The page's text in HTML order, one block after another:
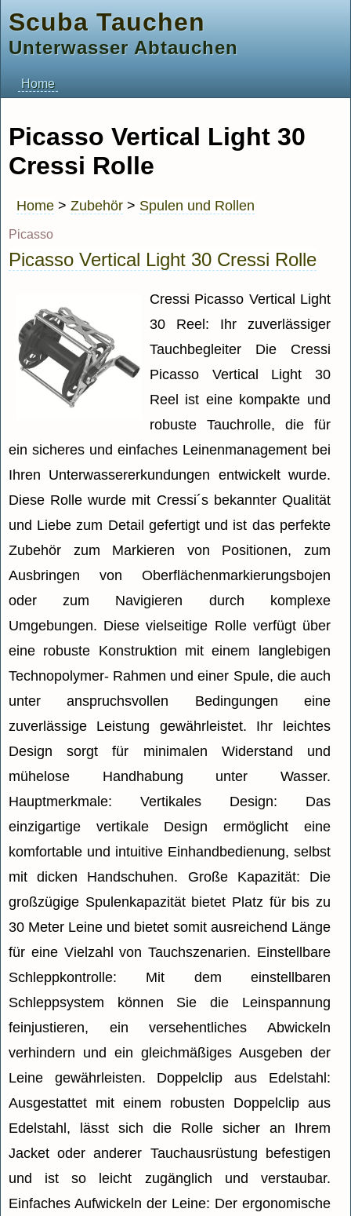
Scuba Tauchen
Unterwasser Abtauchen
Home
Picasso Vertical Light 30
Cressi Rolle
Home > Zubehör > Spulen und Rollen
Picasso
Picasso Vertical Light 30 Cressi Rolle
Cressi Picasso Vertical Light
30 Reel: Ihr zuverlässiger
Tauchbegleiter Die Cressi
Picasso Vertical Light 30
Reel ist eine kompakte und
robuste Tauchrolle, die für
ein sicheres und einfaches Leinenmanagement bei
Ihren Unterwassererkundungen entwickelt wurde.
Diese Rolle wurde mit Cressi´s bekannter Qualität
und Liebe zum Detail gefertigt und ist das perfekte
Zubehör zum Markieren von Positionen, zum
Ausbringen von Oberflächenmarkierungsbojen
oder zum Navigieren durch komplexe
Umgebungen. Diese vielseitige Rolle verfügt über
eine robuste Konstruktion mit einem langlebigen
Technopolymer- Rahmen und einer Spule, die auch
unter anspruchsvollen Bedingungen eine
zuverlässige Leistung gewährleistet. Ihr leichtes
Design sorgt für minimalen Widerstand und
mühelose Handhabung unter Wasser.
Hauptmerkmale: Vertikales Design: Das
einzigartige vertikale Design ermöglicht eine
komfortable und intuitive Einhandbedienung, selbst
mit dicken Handschuhen. Große Kapazität: Die
großzügige Spulenkapazität bietet Platz für bis zu
30 Meter Leine und bietet somit ausreichend Länge
für eine Vielzahl von Tauchszenarien. Einstellbare
Schleppkontrolle: Mit dem einstellbaren
Schleppsystem können Sie die Leinspannung
feinjustieren, ein versehentliches Abwickeln
verhindern und ein gleichmäßiges Ausgeben der
Leine gewährleisten. Doppelclip aus Edelstahl:
Ausgestattet mit einem robusten Doppelclip aus
Edelstahl, lässt sich die Rolle sicher an Ihrem
Jacket oder anderer Tauchausrüstung befestigen
und ist so leicht zugänglich und verstaubar.
Einfaches Aufwickeln der Leine: Der ergonomische